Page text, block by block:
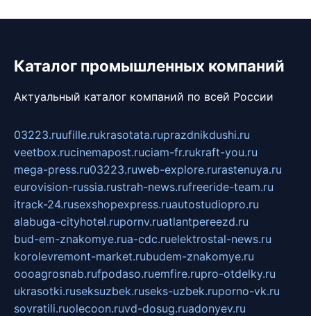
Каталог промышленных компаний
Актуальный каталог компаний по всей России
03223.ruufille.rukrasotata.ruprazdnikdushi.ru
veetbox.rucinemapost.ruciam-fr.rukraft-you.ru
mega-press.ru03223.ruweb-explore.rurastenuya.ru
eurovision-russia.rustrah-news.rufreeride-team.ru
itrack-24.rusexshopexpress.ruautostudiopro.ru
alabuga-cityhotel.rupornv.ruatlantpereezd.ru
bud-em-znakomye.rua-cdc.ruelektrostal-news.ru
korolevremont-market.rubudem-znakomye.ru
oooagrosnab.rufpodaso.ruemfire.rupro-otdelky.ru
ukrasotki.ruseksuzbek.ruseks-uzbek.ruporno-vk.ru
sovratili.ruolecoon.ruvd-dosug.ruadonyev.ru